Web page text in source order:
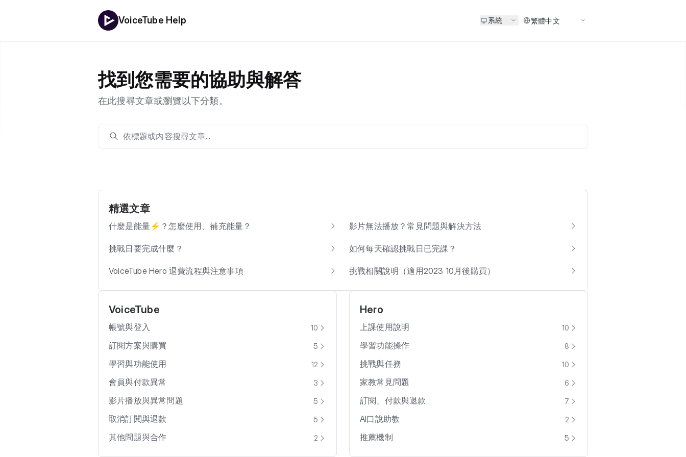
VoiceTube Help 系統
找到您需要的協助與解答
在此搜尋文章或瀏覽以下分類。
精選文章
什麼是能量⚡️？怎麼使用、補充能量？ 影片無法播放？常見問題與解決方法
挑戰日要完成什麼？ 如何每天確認挑戰日已完課？
VoiceTube Hero 退費流程與注意事項 挑戰相關說明（適用2023 10月後購買）
VoiceTube
帳號與登入 10
訂閱方案與購買 5
學習與功能使用 12
會員與付款異常 3
影片播放與異常問題 5
取消訂閱與退款 5
其他問題與合作 2
Hero
上課使用說明 10
學習功能操作 8
挑戰與任務 10
家教常見問題 6
訂閱、付款與退款 7
AI口說助教 2
推薦機制 5